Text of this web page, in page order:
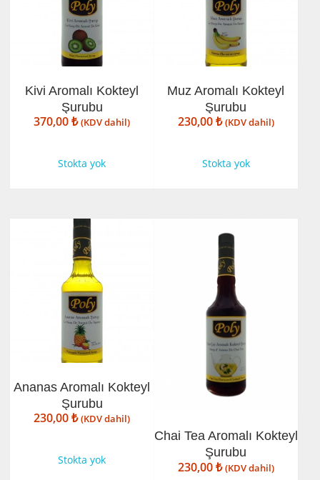
Kivi Aromalı Kokteyl
Şurubu
370,00₺ (KDV dahil)
Stokta yok
Muz Aromalı Kokteyl
Şurubu
230,00₺ (KDV dahil)
Stokta yok
Ananas Aromalı Kokteyl
Şurubu
230,00₺ (KDV dahil)
Stokta yok
Chai Tea Aromalı Kokteyl
Şurubu
230,00₺ (KDV dahil)